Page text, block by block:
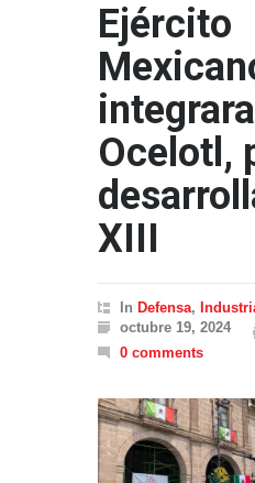
Ejército
integrara
Ocelotl,
XIII
In Defensa,
octubre 19, 2024
0 comments